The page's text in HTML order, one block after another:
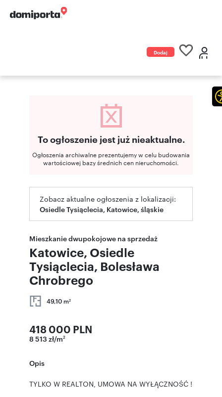
Dodaj
To ogłoszenie jest już nieaktualne.
Ogłoszenia archiwalne prezentujemy w celu budowania
wartościowej bazy średnich cen nieruchomości.
Zobacz aktualne ogłoszenia z lokalizacji:
Osiedle Tysiąclecia, Katowice, śląskie
Mieszkanie dwupokojowe na sprzedaż
Katowice, Osiedle
Tysiąclecia, Bolesława
Chrobrego
49,10 m2
418 000 PLN
8 513 zł/m2
Opis
TYLKO W REALTON, UMOWA NA WYŁĄCZNOŚĆ !